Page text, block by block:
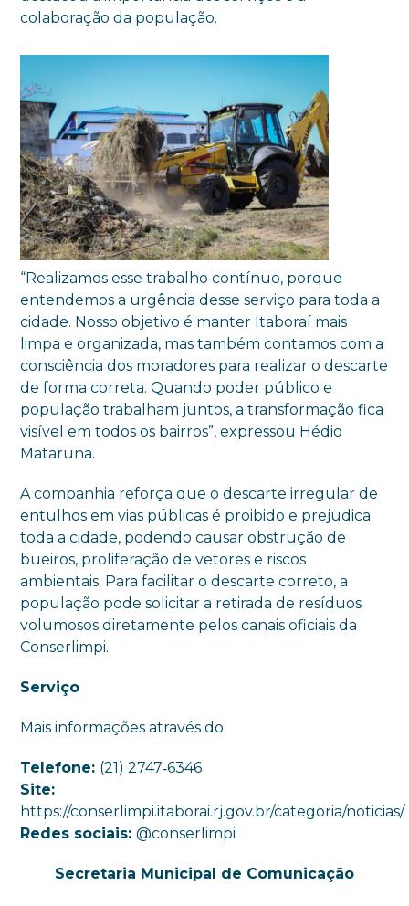
colaboração da população.
“Realizamos esse trabalho contínuo, porque
entendemos a urgência desse serviço para toda a
cidade. Nosso objetivo é manter Itaboraí mais
limpa e organizada, mas também contamos com a
consciência dos moradores para realizar o descarte
de forma correta. Quando poder público e
população trabalham juntos, a transformação fica
visível em todos os bairros”, expressou Hédio
Mataruna.
A companhia reforça que o descarte irregular de
entulhos em vias públicas é proibido e prejudica
toda a cidade, podendo causar obstrução de
bueiros, proliferação de vetores e riscos
ambientais. Para facilitar o descarte correto, a
população pode solicitar a retirada de resíduos
volumosos diretamente pelos canais oficiais da
Conserlimpi.
Serviço
Mais informações através do:
Telefone: (21) 2747‑6346
Site:
https://conserlimpi.itaborai.rj.gov.br/categoria/noticias/
Redes sociais:@conserlimpi
Secretaria Municipal de Comunicação